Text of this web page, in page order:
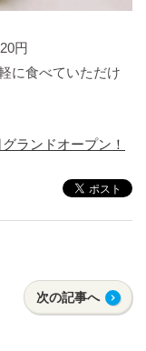
円
に食べていただけ
ランドオープン！
次の記事へ